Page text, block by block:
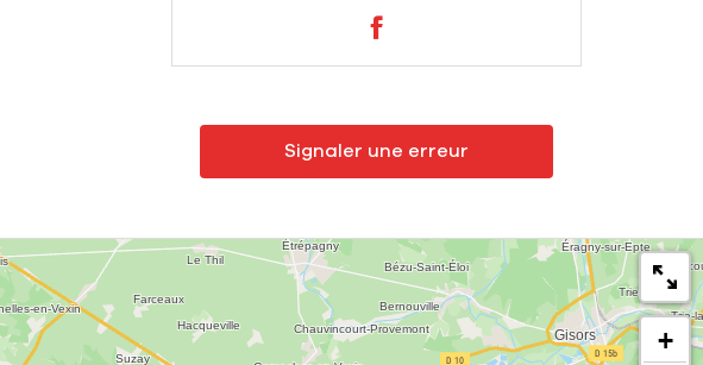
Signaler une erreur
+